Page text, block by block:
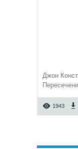
Джон
1943